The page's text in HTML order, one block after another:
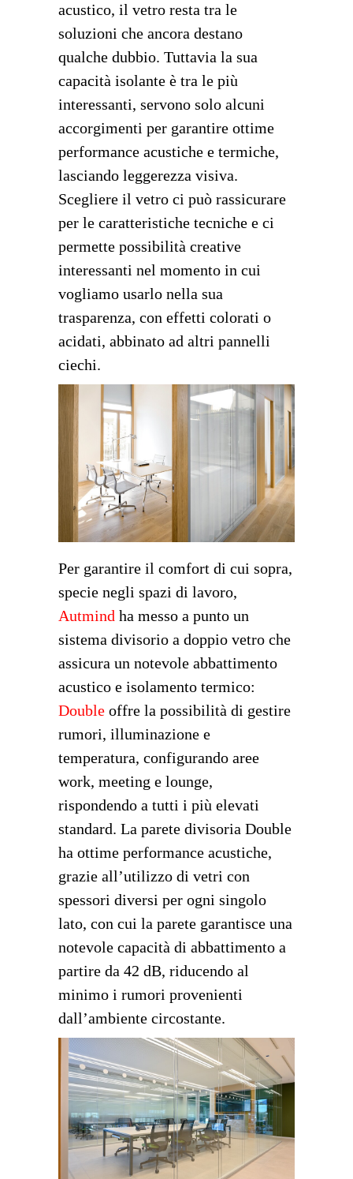
acustico, il vetro resta tra le
soluzioni che ancora destano
qualche dubbio. Tuttavia la sua
capacità isolante è tra le più
interessanti, servono solo alcuni
accorgimenti per garantire ottime
performance acustiche e termiche,
lasciando leggerezza visiva.
Scegliere il vetro ci può rassicurare
per le caratteristiche tecniche e ci
permette possibilità creative
interessanti nel momento in cui
vogliamo usarlo nella sua
trasparenza, con effetti colorati o
acidati, abbinato ad altri pannelli
ciechi.
Per garantire il comfort di cui sopra,
specie negli spazi di lavoro,
Autmind ha messo a punto un
sistema divisorio a doppio vetro che
assicura un notevole abbattimento
acustico e isolamento termico:
Double offre la possibilità di gestire
rumori, illuminazione e
temperatura, configurando aree
work, meeting e lounge,
rispondendo a tutti i più elevati
standard. La parete divisoria Double
ha ottime performance acustiche,
grazie all’utilizzo di vetri con
spessori diversi per ogni singolo
lato, con cui la parete garantisce una
notevole capacità di abbattimento a
partire da 42 dB, riducendo al
minimo i rumori provenienti
dall’ambiente circostante.